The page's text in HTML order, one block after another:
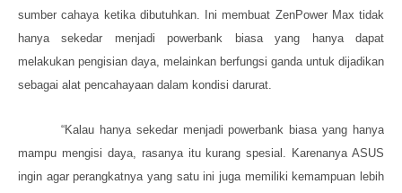
sumber cahayaketika dibutuhkan. Ini membuat ZenPower Max tidak
hanya sekedar menjadi powerbank biasa yang hanya dapat
melakukan pengisian daya, melainkan berfungsi ganda untuk dijadikan
sebagai alat pencahayaan dalam kondisi darurat.
“Kalau hanya sekedar menjadi powerbank biasa yang hanya
mampu mengisi daya, rasanya itu kurang spesial. Karenanya ASUS
ingin agar perangkatnya yang satu ini juga memiliki kemampuan lebih